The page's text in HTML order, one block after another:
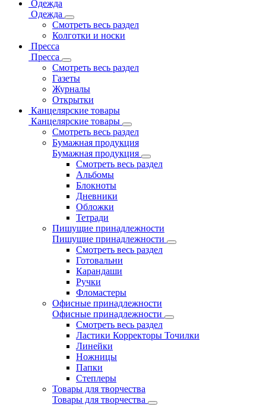
Одежда
Одежда
Смотреть весь раздел
Колготки и носки
Пресса
Пресса
Смотреть весь раздел
Газеты
Журналы
Открытки
Канцелярские товары
Канцелярские товары
Смотреть весь раздел
Бумажная продукция
Бумажная продукция
Смотреть весь раздел
Альбомы
Блокноты
Дневники
Обложки
Тетради
Пишущие принадлежности
Пишущие принадлежности
Смотреть весь раздел
Готовальни
Карандаши
Ручки
Фломастеры
Офисные принадлежности
Офисные принадлежности
Смотреть весь раздел
Ластики Корректоры Точилки
Линейки
Ножницы
Папки
Степлеры
Товары для творчества
Товары для творчества